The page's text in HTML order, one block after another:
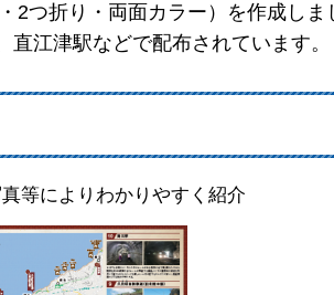
2つ折り・両面カラー）を作成しま
江津駅などで配布されています。
等によりわかりやすく紹介